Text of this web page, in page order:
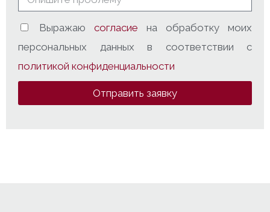
Выражаю согласие на обработку моих
персональных данных в соответствии с
политикой конфиденциальности
Отправить заявку